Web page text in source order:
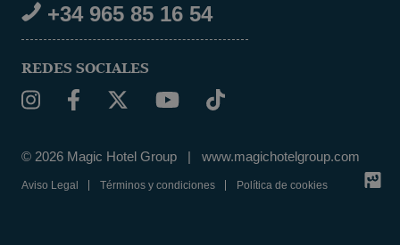
+34 965 85 16 54
REDES SOCIALES
© 2026 Magic Hotel Group | www.magichotelgroup.com
Aviso Legal Términos y condiciones Política de cookies